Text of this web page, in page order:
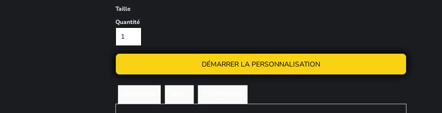
Taille
Quantité
DÉMARRER LA PERSONNALISATION